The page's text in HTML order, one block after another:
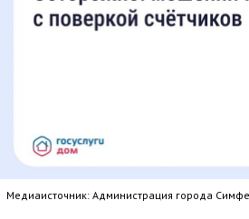
Медиаисточник: Администрация города